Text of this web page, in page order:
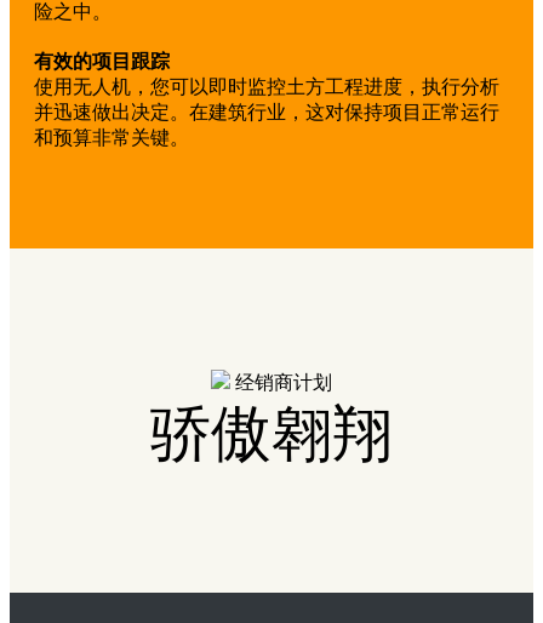
险之中。
有效的项目跟踪
使用无人机，您可以即时监控土方工程进度，执行分析
并迅速做出决定。在建筑行业，这对保持项目正常运行
和预算非常关键。
经销商计划
骄傲翱翔